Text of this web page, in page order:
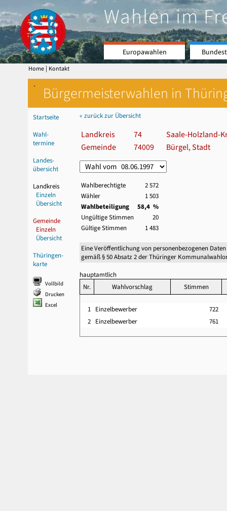
Wahlen im
Europawahlen
Home | Kontakt
` Bürgermeisterwahlen in
Startseite
Wahl-
termine
Landes-
übersicht
Landkreis
Einzeln
Übersicht
Gemeinde
Einzeln
Übersicht
Thüringen-
karte
Vollbild
Drucken
Excel
« zurück zur Übersicht
Landkreis 74
Saale-Holzland-
Gemeinde
74009 Bürgel, Stadt
Wahlberechtigte
2 572
Wähler
1 503
Wahlbeteiligung
58,4 %
Ungültige Stimmen
20
Gültige Stimmen
1 483
Eine Veröffentlichung von personenbezogenen
gemäß § 50 Absatz 2 der Thüringer
hauptamtlich
Nr.
Wahlvorschlag Stimmen
1 Einzelbewerber
722
2 Einzelbewerber 761